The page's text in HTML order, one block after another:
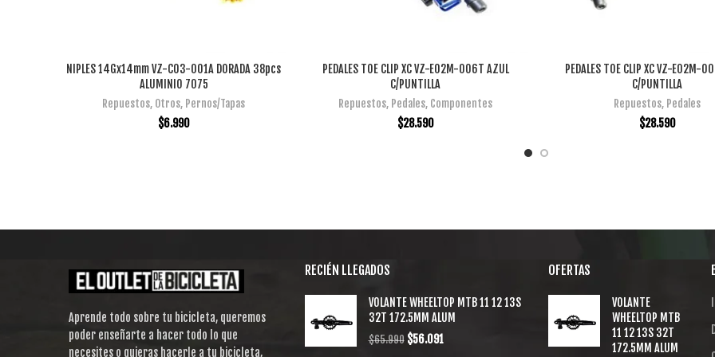
AÑADIR AL CARRITO
NIPLES 14Gx14mm VZ-C03-001A DORADA 38pcs
ALUMINIO 7075
Repuestos, Otros, Pernos/Tapas
$6.990
AÑADIR AL CARRITO
PEDALES TOE CLIP XC VZ-E02M-006T AZUL
C/PUNTILLA
Repuestos, Pedales, Componentes
$28.590
AÑADIR AL CARRITO
PEDALES TOE CLIP XC VZ-E02M-
C/PUNTILLA
Repuestos, Pedales
$28.590
Aprende todo sobre tu bicicleta, queremos
poder enseñarte a hacer todo lo que
necesites o quieras hacerle a tu bicicleta,
RECIÉN LLEGADOS
VOLANTE WHEELTOP MTB 11 12 13S
32T 172.5MM ALUM
$65.990 $56.091
OFERTAS
VOLANTE
WHEELTOP MTB
11 12 13S 32T
172.5MM ALUM